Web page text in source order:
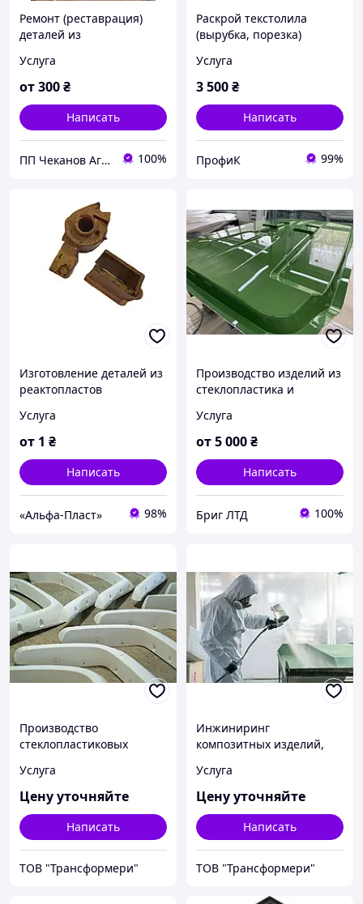
Ремонт (реставрация)
деталей из
Услуга
от300₴
Написать
ПП Чеканов Агро 100%
Раскрой текстолила
(вырубка, порезка)
Услуга
3 500₴
Написать
ПрофиК 99%
Изготовление деталей из
реактопластов
Услуга
от 1 ₴
Написать
«Альфа-Пласт» 98%
Производство изделий из
стеклопластика и
Услуга
от5 000₴
Написать
Бриг ЛТД 100%
Производство
стеклопластиковых
кузовы, крыши, обвесы
(серийное исполнение)
Услуга
Цену уточняйте
Написать
ТОВ "Трансформери"
Инжиниринг
композитных изделий,
изделий из
стеклопластика по заказу
Услуга
Цену уточняйте
Написать
ТОВ "Трансформери"